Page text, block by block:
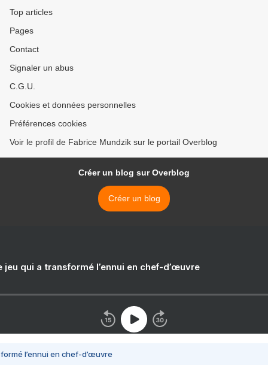
Top articles
Pages
Contact
Signaler un abus
C.G.U.
Cookies et données personnelles
Préférences cookies
Voir le profil de Fabrice Mundzik sur le portail Overblog
Créer un blog sur Overblog
Créer un blog
jeu qui a transformé l’ennui en chef-d’œuvre
l’ennui en chef-d’œuvre